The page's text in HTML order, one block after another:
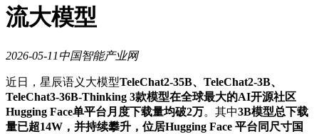
流大模型
2026-05-11中国智能产业网
近日，星辰语义大模型TeleChat2-35B、TeleChat2-3B、
TeleChat3-36B-Thinking 3款模型在全球最大的AI开源社区
Hugging Face单平台月度下载量均破2万。其中3B模型总下载
量已超14W，并持续攀升，位居Hugging Face 平台同尺寸国